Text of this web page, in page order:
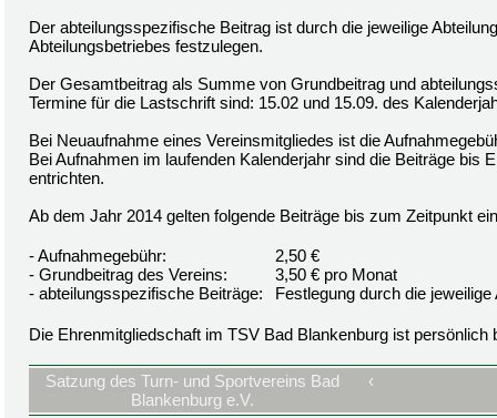
Der abteilungsspezifische Beitrag ist durch die jeweilige
Abteilungsbetriebes festzulegen.
Der Gesamtbeitrag als Summe von Grundbeitrag und
Termine für die Lastschrift sind: 15.02 und 15.09. des
Bei Neuaufnahme eines Vereinsmitgliedes ist die
Bei Aufnahmen im laufenden Kalenderjahr sind die Beiträge bis
entrichten.
Ab dem Jahr 2014 gelten folgende Beiträge bis zum Zeitpunkt
- Aufnahmegebühr:
- Grundbeitrag des Vereins:
- abteilungsspezifische Beiträge:
2,50 €
3,50 € pro Monat
Festlegung durch die jeweilige
Die Ehrenmitgliedschaft im TSV Bad Blankenburg ist persönlich
Satzung des Turn- und Sportvereins Bad
Blankenburg e.V.
‹